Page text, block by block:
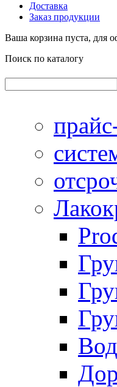
Доставка
Заказ продукции
Ваша корзина пуста, для
Поиск по каталогу